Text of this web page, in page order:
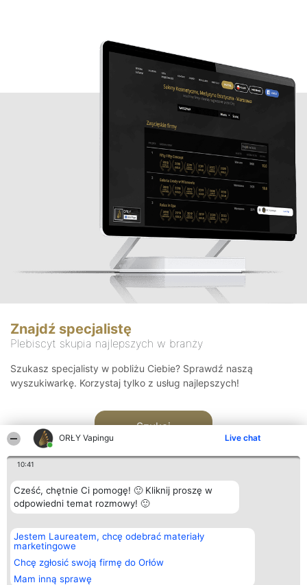
ORŁY Vapingu Live chat
10:41
Cześć, chętnie Ci pomogę! 🙂 Kliknij proszę w
odpowiedni temat rozmowy! 🙂
Jestem Laureatem, chcę odebrać materiały
marketingowe
Chcę zgłosić swoją firmę do Orłów
Mam inną sprawę
Znajdź specjalistę
Plebiscyt skupia najlepszych w branży
Szukasz specjalisty w pobliżu Ciebie? Sprawdź naszą
wyszukiwarkę. Korzystaj tylko z usług najlepszych!
Szukaj
Organizator plebiscytu
Bright Side Solutions sp. z o.
o. sp. k.
ul. Ruska 22
Wrocław 50-079
KRS 0000749100 | Regon
Plebiscyt
Laureaci
wszystkich
Laureatów
Kontakt
Kontakt